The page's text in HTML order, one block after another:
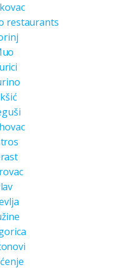
restaurants